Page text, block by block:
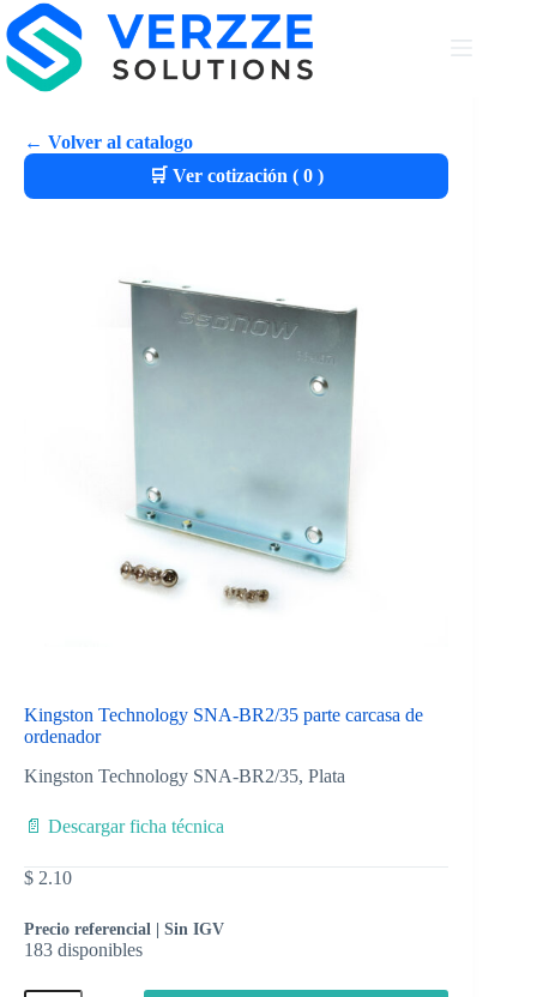
← Volver al catalogo
🛒 Ver cotización ( 0)
Kingston Technology SNA-BR2/35 parte carcasa de
ordenador
Kingston Technology SNA-BR2/35, Plata
📄 Descargar ficha técnica
$ 2.10
Precio referencial | Sin IGV
183 disponibles